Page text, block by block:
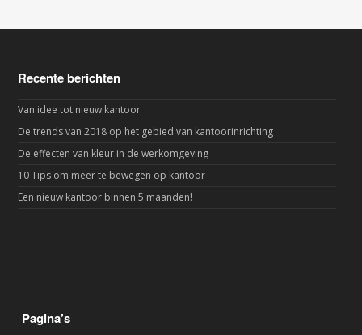
Recente berichten
Van idee tot nieuw kantoor
De trends van 2018 op het gebied van kantoorinrichting
De effecten van kleur in de werkomgeving
10 Tips om meer te bewegen op kantoor
Een nieuw kantoor binnen 5 maanden!
Pagina’s